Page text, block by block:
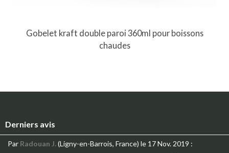
Gobelet kraft double paroi 360ml pour boissons
chaudes
Derniers avis
Par Radouan J.(Ligny-en-Barrois, France) le 17 Nov. 2019 :